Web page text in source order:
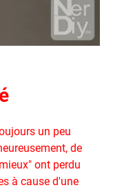
un peu
de
ont perdu
à cause d'une